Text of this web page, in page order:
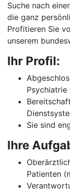
Suche nach
die ganz
Profitieren Sie
unserem
Ihr Profil:
Sie sind
Ihre
Patienten